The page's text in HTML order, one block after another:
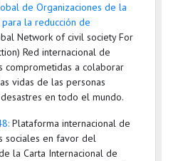
de Organizaciones de la
la reducción de
Network of civil society For
Red internacional de
comprometidas a colaborar
vidas de las personas
en todo el mundo.
Plataforma internacional de
sociales en favor del
la Carta Internacional de